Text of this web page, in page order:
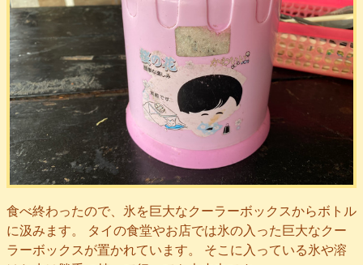
食べ終わったので、氷を巨大なクーラーボックスからボトル
に汲みます。 タイの食堂やお店では氷の入った巨大なクー
ラーボックスが置かれています。 そこに入っている氷や溶